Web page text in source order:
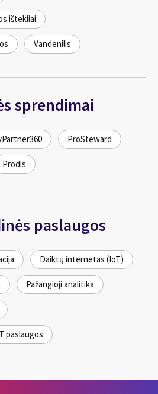
ištekliai
Vandenilis
sprendimai
ProSteward
Prodis
paslaugos
Daiktų internetas (IoT)
Pažangioji analitika
paslaugos